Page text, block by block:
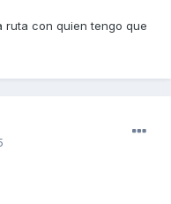
ruta con quien tengo que